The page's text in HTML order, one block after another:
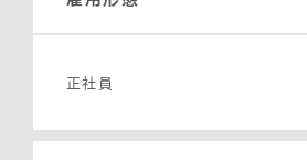
正社員